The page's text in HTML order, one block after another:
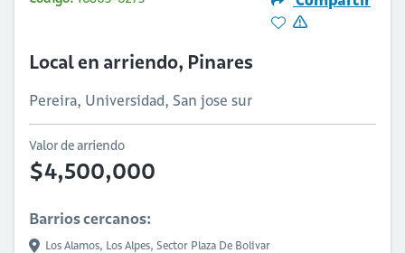
Local en arriendo, Pinares
Pereira, Universidad, San jose sur
Valor de arriendo
$4,500,000
Barrios cercanos:
Los Alamos, Los Alpes, Sector Plaza De Bolivar